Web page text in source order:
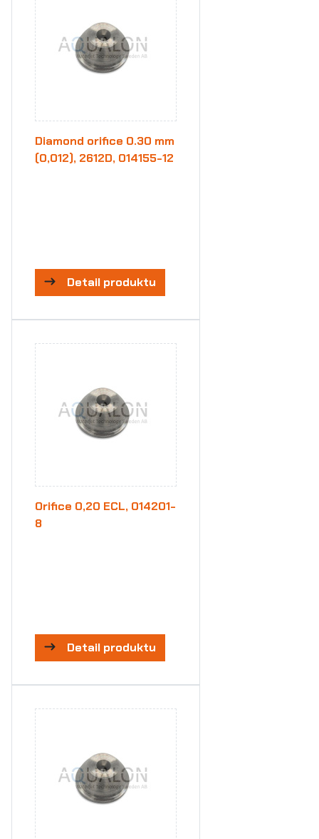
Diamond orifice 0.30 mm
(0,012), 2612D, 014155-12
Detail produktu
Orifice 0,20 ECL, 014201-
8
Detail produktu